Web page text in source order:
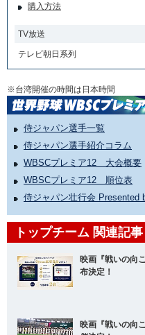
購入方法
TV放送
テレビ朝日系列
※台湾開催の時間は日本時間
侍ジャパン選手一覧
侍ジャパン選手紹介コラム
WBSCプレミア12 大会概要
WBSCプレミア12 順位表
侍ジャパン壮行会 Presented
トップチーム 関連記事
映画『戦いの向
布決定！
映画『戦いの向